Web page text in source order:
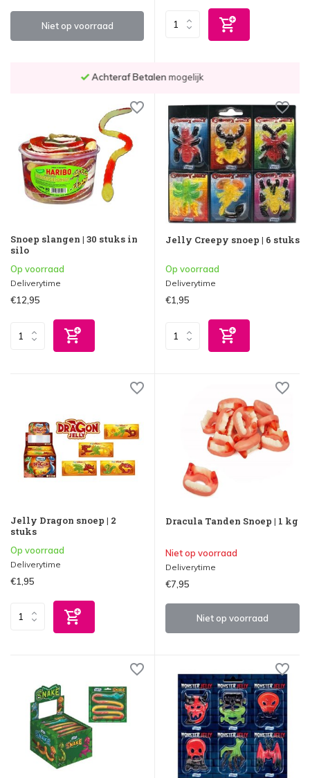
Niet op voorraad
Voor23.59 uurbesteld,morgen bezorgd
Snoep slangen | 30 stuks in
silo
Op voorraad
Deliverytime
€12,95
Jelly Creepy snoep | 6 stuks
Op voorraad
Deliverytime
€1,95
Jelly Dragon snoep | 2
stuks
Op voorraad
Deliverytime
€1,95
Dracula Tanden Snoep | 1 kg
Niet op voorraad
Deliverytime
€7,95
Niet op voorraad